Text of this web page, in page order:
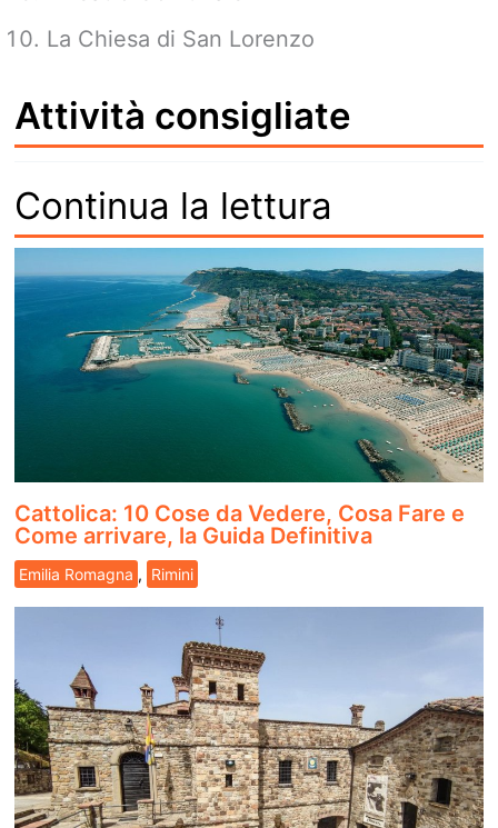
La Chiesa di San Lorenzo
Attività consigliate
Continua la lettura
Cattolica: 10 Cose da Vedere, Cosa Fare e
Come arrivare, la Guida Definitiva
Emilia Romagna , Rimini